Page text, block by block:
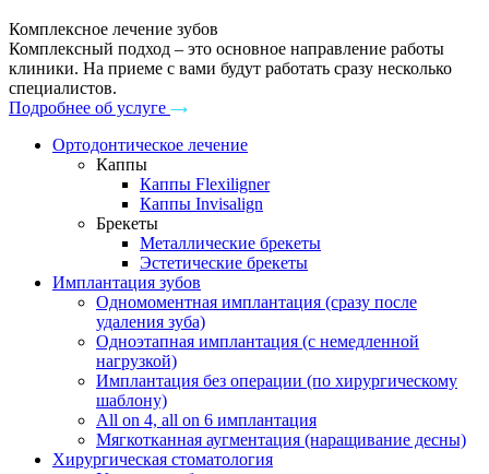
Комплексное лечение зубов
Комплексный подход – это основное направление работы
клиники. На приеме с вами будут работать сразу несколько
специалистов.
Подробнее об услуге
Ортодонтическое лечение
Каппы
Каппы Flexiligner
Каппы Invisalign
Брекеты
Металлические брекеты
Эстетические брекеты
Имплантация зубов
Одномоментная имплантация (сразу после
удаления зуба)
Одноэтапная имплантация (с немедленной
нагрузкой)
Имплантация без операции (по хирургическому
шаблону)
All on 4, all on 6 имплантация
Мягкотканная аугментация (наращивание десны)
Хирургическая стоматология